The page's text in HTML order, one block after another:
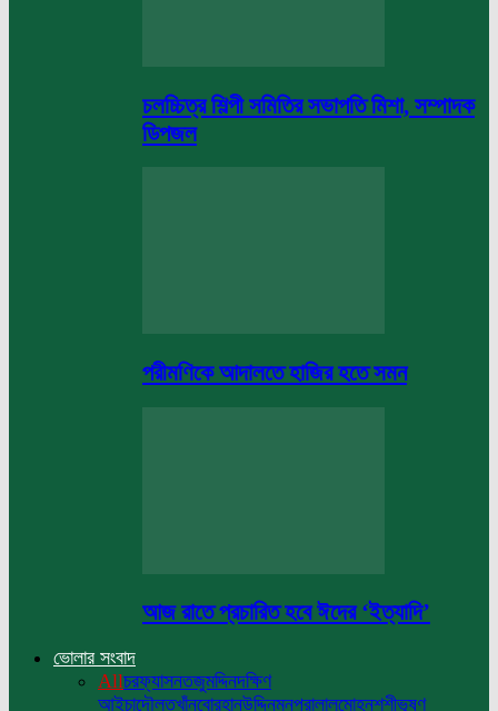
চলচ্চিত্র শিল্পী সমিতির সভাপতি মিশা, সম্পাদক
ডিপজল
পরীমণিকে আদালতে হাজির হতে সমন
আজ রাতে প্রচারিত হবে ঈদের ‘ইত্যাদি’
ভোলার সংবাদ
Allচরফ্যাসনতজুমদ্দিনদক্ষিণ
আইচাদৌলতখাঁনবোরহানউদ্দিনমনপুরালালমোহনশশীভূষণ